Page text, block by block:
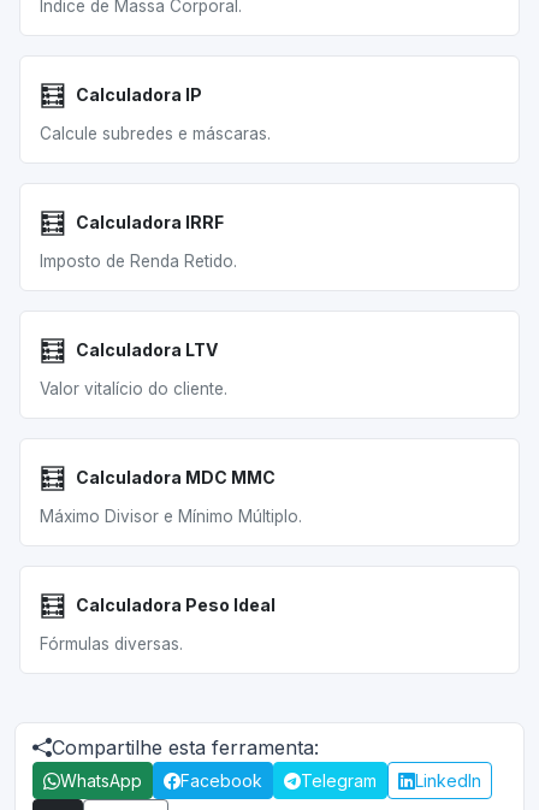
Índice de Massa Corporal.
🧮 Calculadora IP
Calcule subredes e máscaras.
🧮 Calculadora IRRF
Imposto de Renda Retido.
🧮 Calculadora LTV
Valor vitalício do cliente.
🧮 Calculadora MDC MMC
Máximo Divisor e Mínimo Múltiplo.
🧮 Calculadora Peso Ideal
Fórmulas diversas.
Compartilhe esta ferramenta:
WhatsApp Facebook Telegram
LinkedIn